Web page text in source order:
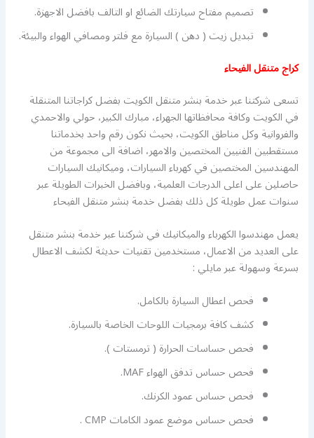
تصميم مفتاح سيارتك الضائع او التالف بافضل الاجهزة.
تبديل زيت ( دهن ) السيارة مع فلتر ومصافي الهواء والبيئة.
كراج متنقل الفيحاء
تسعى شركتنا عبر خدمة بنشر متنقل الكويت بفضل كراجاتنا المتنقلة
في الكويت وكافة محافظاتها الجهراء، مبارك الكبير، حولي والاحمدي
والفروانية وكل مناطق الكويت، بحيث نكون رقم واحد بخدماتنا
مستقطبين الفنيين المختصين والامهر، اضافة الى مجموعة من
المهندسين المختصين في كهرباء السيارات، وميكانيك السيارات
حاصلين على اعلى الدرجات العلمية، وبافضل الخبرات الطويلة عبر
سنوات عمل طويلة كل ذلك بفضل خدمة بنشر متنقل الفيحاء
يعمل مهندسوا الكهرباء والميكانيك في شركتنا عبر خدمة بنشر متنقل
على العديد من الاعمال، مستخدمين تقنيات حديثة لكشف الاعطال
بسرعة وسهولة عبر مايلي :
فحص اعطال السيارة بالكامل.
كشف كافة برمجيات اللوحات الخاصة بالسيارة.
فحص حساسات الحرارة ( ترمستات ).
فحص حساس تدفق الهواء MAF.
فحص حساس عمود الكرنك.
فحص حساس موضع عمود الكامات CMP .